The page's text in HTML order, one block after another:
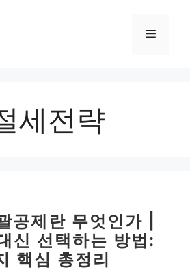
메
세전략
공제란 무엇인가 |
신 선택하는 방법:
핵심 총정리